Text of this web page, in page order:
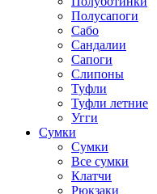
Полусапоги
Сабо
Сандалии
Сапоги
Слипоны
Туфли
Туфли летние
Угги
Сумки
Сумки
Все сумки
Клатчи
Рюкзаки